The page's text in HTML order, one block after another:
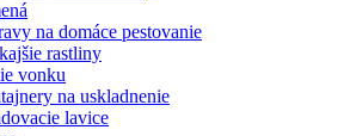
na domáce pestovanie
rastliny
vonku
na uskladnenie
lavice